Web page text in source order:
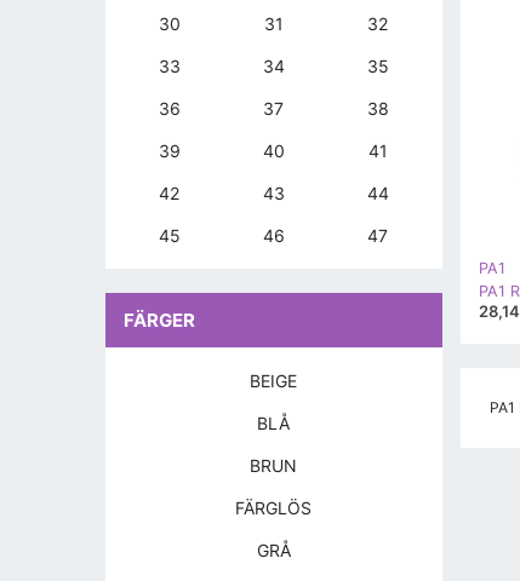
PA1
30 31 32
33 34 35
36 37 38
39 40 41
42 43 44
45 46 47
FÄRGER
BEIGE
BLÅ
BRUN
FÄRGLÖS
GRÅ